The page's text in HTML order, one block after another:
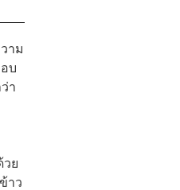
าม
บ
า
ย
าว